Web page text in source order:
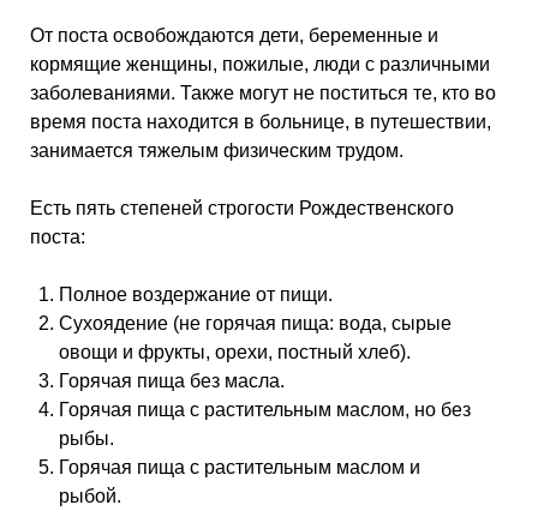
От поста освобождаются дети, беременные и
кормящие женщины, пожилые, люди с различными
заболеваниями. Также могут не поститься те, кто во
время поста находится в больнице, в путешествии,
занимается тяжелым физическим трудом.
Есть пять степеней строгости Рождественского
поста:
Полное воздержание от пищи.
Сухоядение (не горячая пища: вода, сырые
овощи и фрукты, орехи, постный хлеб).
Горячая пища без масла.
Горячая пища с растительным маслом, но без
рыбы.
Горячая пища с растительным маслом и
рыбой.